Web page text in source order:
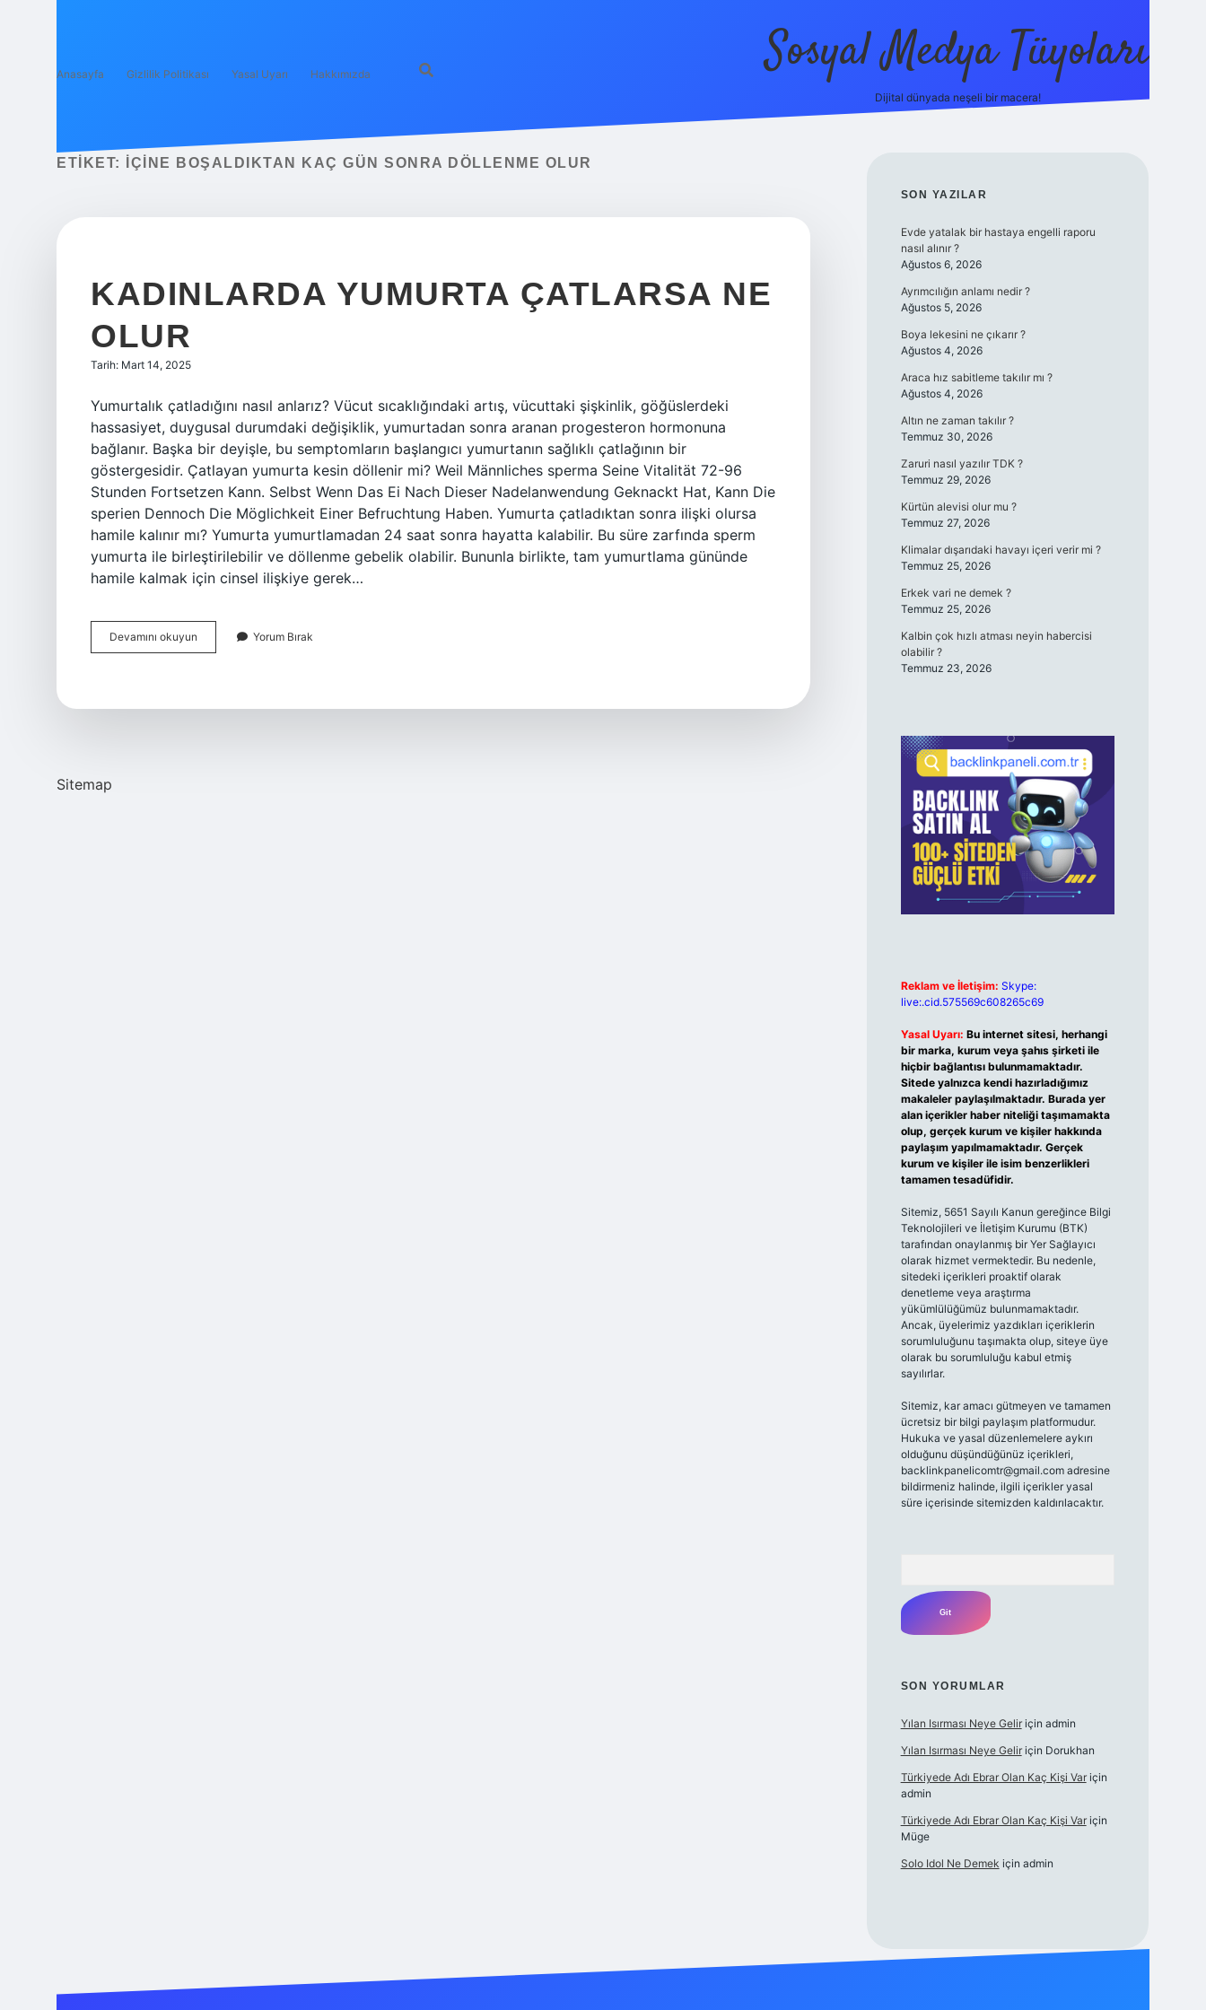
Anasayfa Gizlilik Politikası Yasal Uyarı Hakkımızda Sosyal Medya Tüyoları
Dijital dünyada neşeli bir macera!
ETIKET: İÇINE BOŞALDIKTAN KAÇ GÜN SONRA DÖLLENME OLUR
KADINLARDA YUMURTA ÇATLARSA NE
OLUR
Tarih: Mart 14, 2025
Yumurtalık çatladığını nasıl anlarız? Vücut sıcaklığındaki artış, vücuttaki şişkinlik, göğüslerdeki
hassasiyet, duygusal durumdaki değişiklik, yumurtadan sonra aranan progesteron hormonuna
bağlanır. Başka bir deyişle, bu semptomların başlangıcı yumurtanın sağlıklı çatlağının bir
göstergesidir. Çatlayan yumurta kesin döllenir mi? Weil Männliches sperma Seine Vitalität 72-96
Stunden Fortsetzen Kann. Selbst Wenn Das Ei Nach Dieser Nadelanwendung Geknackt Hat, Kann Die
sperien Dennoch Die Möglichkeit Einer Befruchtung Haben. Yumurta çatladıktan sonra ilişki olursa
hamile kalınır mı? Yumurta yumurtlamadan 24 saat sonra hayatta kalabilir. Bu süre zarfında sperm
yumurta ile birleştirilebilir ve döllenme gebelik olabilir. Bununla birlikte, tam yumurtlama gününde
hamile kalmak için cinsel ilişkiye gerek…
Devamını okuyun Kadınlarda
Yumurta
Yorum Bırak
Sitemap
SIDEBAR
SON YAZILAR
Evde yatalak bir hastaya engelli raporu
nasıl alınır ?
Ağustos 6, 2026
Ayrımcılığın anlamı nedir ?
Ağustos 5, 2026
Boya lekesini ne çıkarır ?
Ağustos 4, 2026
Araca hız sabitleme takılır mı ?
Ağustos 4, 2026
Altın ne zaman takılır ?
Temmuz 30, 2026
Zaruri nasıl yazılır TDK ?
Temmuz 29, 2026
Kürtün alevisi olur mu ?
Temmuz 27, 2026
Klimalar dışarıdaki havayı içeri verir mi ?
Temmuz 25, 2026
Erkek vari ne demek ?
Temmuz 25, 2026
Kalbin çok hızlı atması neyin habercisi
olabilir ?
Temmuz 23, 2026
Reklam ve İletişim: Skype:
live:.cid.575569c608265c69
Yasal Uyarı: Bu internet sitesi, herhangi
bir marka, kurum veya şahıs şirketi ile
hiçbir bağlantısı bulunmamaktadır.
Sitede yalnızca kendi hazırladığımız
makaleler paylaşılmaktadır. Burada yer
alan içerikler haber niteliği taşımamakta
olup, gerçek kurum ve kişiler hakkında
paylaşım yapılmamaktadır. Gerçek
kurum ve kişiler ile isim benzerlikleri
tamamen tesadüfidir.
Sitemiz, 5651 Sayılı Kanun gereğince Bilgi
Teknolojileri ve İletişim Kurumu (BTK)
tarafından onaylanmış bir Yer Sağlayıcı
olarak hizmet vermektedir. Bu nedenle,
sitedeki içerikleri proaktif olarak
denetleme veya araştırma
yükümlülüğümüz bulunmamaktadır.
Ancak, üyelerimiz yazdıkları içeriklerin
sorumluluğunu taşımakta olup, siteye üye
olarak bu sorumluluğu kabul etmiş
sayılırlar.
Sitemiz, kar amacı gütmeyen ve tamamen
ücretsiz bir bilgi paylaşım platformudur.
Hukuka ve yasal düzenlemelere aykırı
olduğunu düşündüğünüz içerikleri,
backlinkpanelicomtr@gmail.comadresine
bildirmeniz halinde, ilgili içerikler yasal
süre içerisinde sitemizden kaldırılacaktır.
SON YORUMLAR
Yılan Isırması Neye Geliriçin admin
Yılan Isırması Neye Geliriçin Dorukhan
Türkiyede Adı Ebrar Olan Kaç Kişi Variçin
admin
Türkiyede Adı Ebrar Olan Kaç Kişi Variçin
Müge
Solo Idol Ne Demek için admin